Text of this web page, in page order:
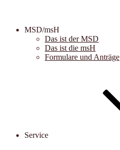
MSD/msH
Das ist der MSD
Das ist die msH
Formulare und Anträge
Service